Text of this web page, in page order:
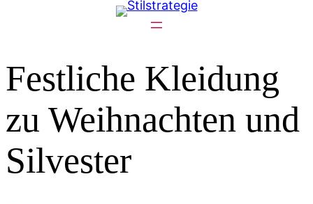
Festliche Kleidung
zu Weihnachten und
Silvester